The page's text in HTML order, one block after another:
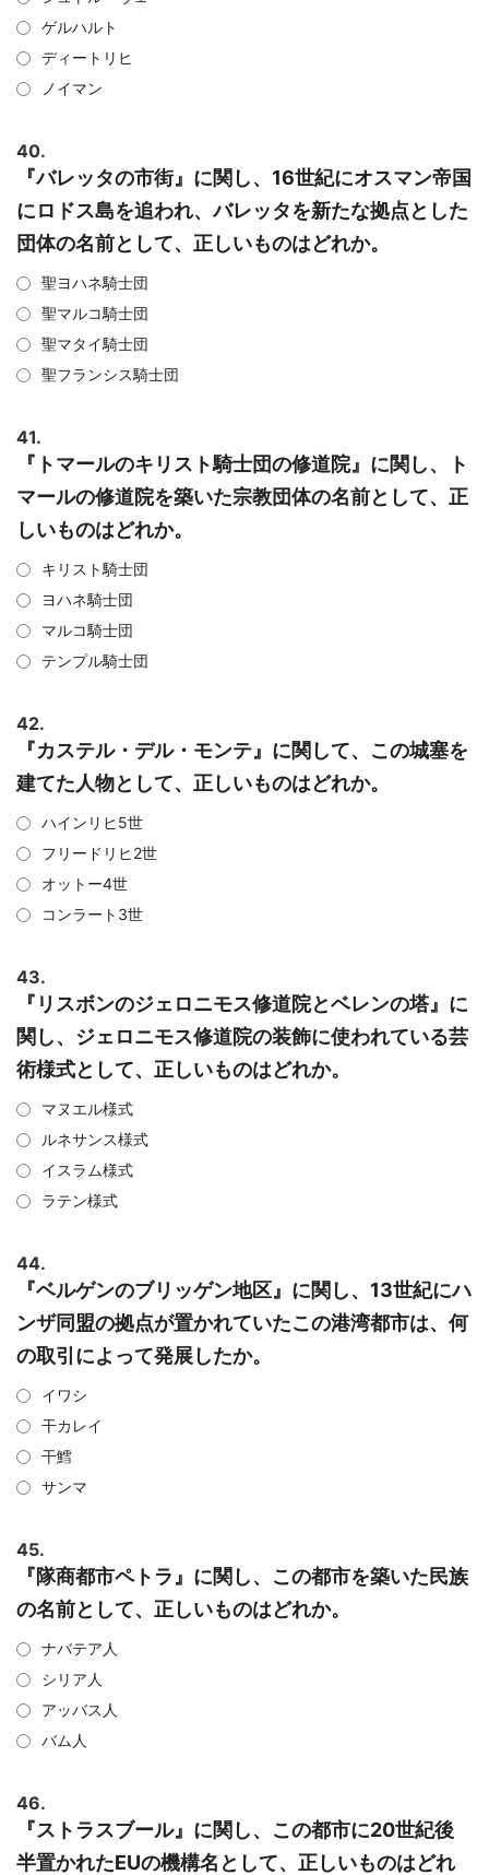
ゲルハルト
ディートリヒ
ノイマン
40.
『バレッタの市街』に関し、16世紀にオスマン帝国
にロドス島を追われ、バレッタを新たな拠点とした
団体の名前として、正しいものはどれか。
聖ヨハネ騎士団
聖マルコ騎士団
聖マタイ騎士団
聖フランシス騎士団
41.
『トマールのキリスト騎士団の修道院』に関し、ト
マールの修道院を築いた宗教団体の名前として、正
しいものはどれか。
キリスト騎士団
ヨハネ騎士団
マルコ騎士団
テンプル騎士団
42.
『カステル・デル・モンテ』に関して、この城塞を
建てた人物として、正しいものはどれか。
ハインリヒ5世
フリードリヒ2世
オットー4世
コンラート3世
43.
『リスボンのジェロニモス修道院とベレンの塔』に
関し、ジェロニモス修道院の装飾に使われている芸
術様式として、正しいものはどれか。
マヌエル様式
ルネサンス様式
イスラム様式
ラテン様式
44.
『ベルゲンのブリッゲン地区』に関し、13世紀にハ
ンザ同盟の拠点が置かれていたこの港湾都市は、何
の取引によって発展したか。
イワシ
干カレイ
干鱈
サンマ
45.
『隊商都市ペトラ』に関し、この都市を築いた民族
の名前として、正しいものはどれか。
ナバテア人
シリア人
アッバス人
バム人
46.
『ストラスブール』に関し、この都市に20世紀後
半置かれたEUの機構名として、正しいものはどれ